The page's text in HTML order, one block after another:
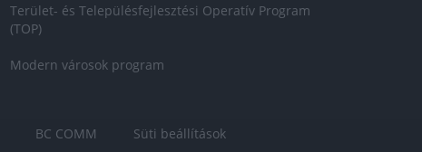
Terület- és Településfejlesztési Operatív Program
(TOP)
Modern városok program
BC COMM Süti beállítások